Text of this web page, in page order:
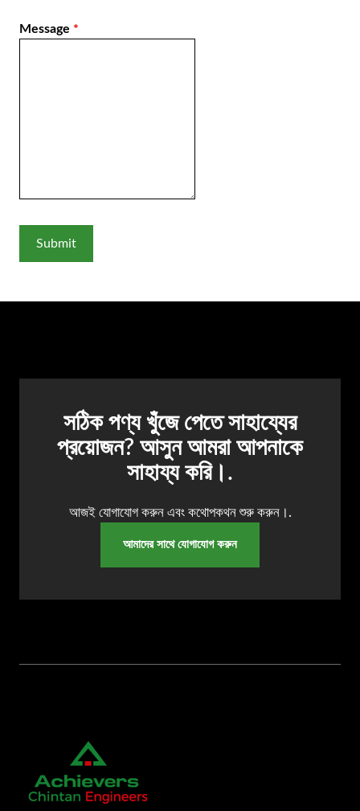
Message *
সঠিক পণ্য খুঁজে পেতে সাহায্যের
প্রয়োজন? আসুন আমরা আপনাকে
সাহায্য করি।.
আজই যোগাযোগ করুন এবং কথোপকথন শুরু করুন।.
আমাদের সাথে যোগাযোগ করুন